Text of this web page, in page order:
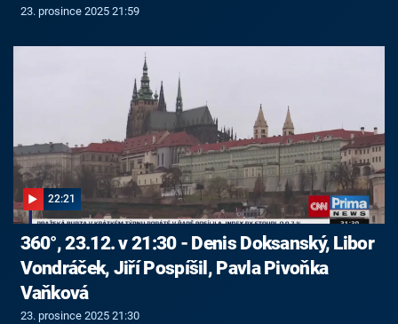
23. prosince 2025 21:59
22:21
360°, 23.12. v 21:30 - Denis Doksanský, Libor
Vondráček, Jiří Pospíšil, Pavla Pivoňka
Vaňková
23. prosince 2025 21:30